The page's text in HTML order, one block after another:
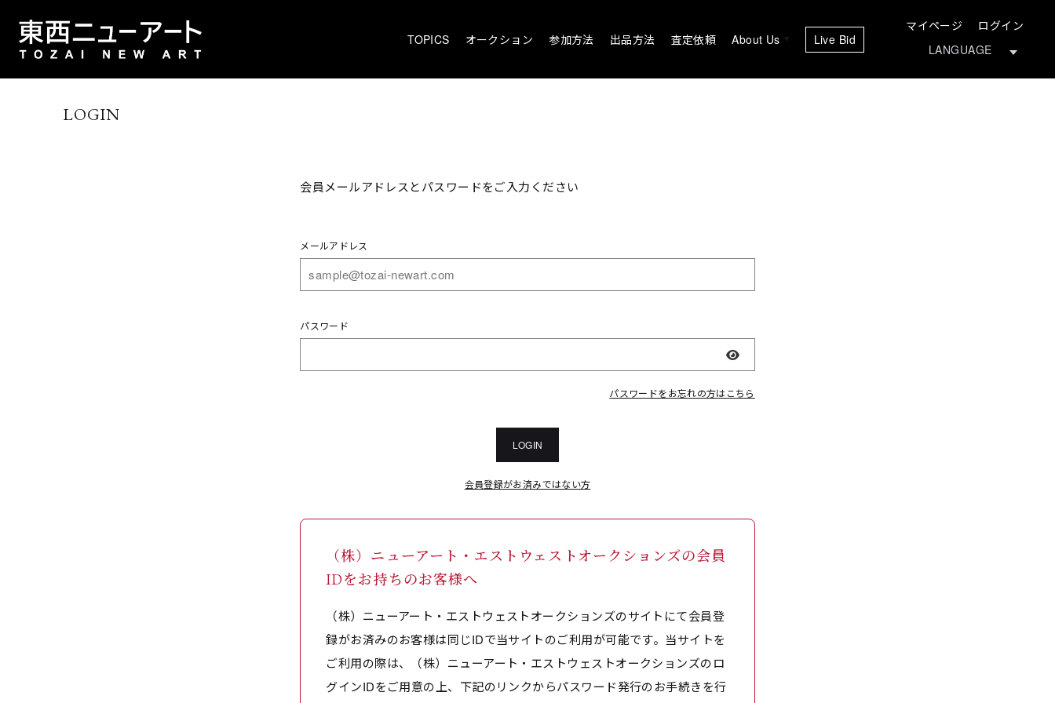
TOPICS オークション 参加方法 出品方法 査定依頼 About Us Live Bid
マイページ ログイン
LOGIN
会員メールアドレスとパスワードをご入力ください
メールアドレス
パスワード
表示
パスワードをお忘れの方はこちら
LOGIN
会員登録がお済みではない方
（株）ニューアート・エストウェストオークションズの会員
IDをお持ちのお客様へ
（株）ニューアート・エストウェストオークションズのサイトにて会員登
録がお済みのお客様は同じIDで当サイトのご利用が可能です。当サイトを
ご利用の際は、（株）ニューアート・エストウェストオークションズのロ
グインIDをご用意の上、下記のリンクからパスワード発行のお手続きを行